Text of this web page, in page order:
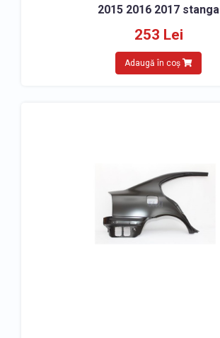
2015 2016 2017 stanga
253 Lei
Adaugă în coș